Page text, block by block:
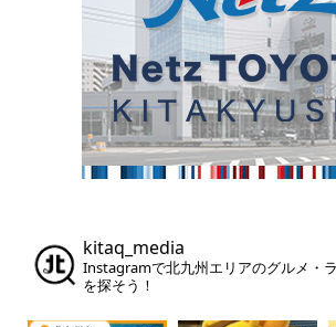
kitaq_media
Instagramで北九州エリアのグルメ・
を探そう！